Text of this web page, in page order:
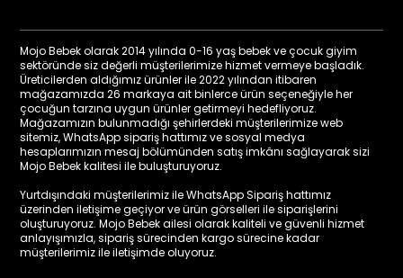
Mojo Bebek olarak 2014 yılında 0-16 yaş bebek ve çocuk giyim
sektöründe siz değerli müşterilerimize hizmet vermeye başladık.
Üreticilerden aldığımız ürünler ile 2022 yılından itibaren
mağazamızda 26 markaya ait binlerce ürün seçeneğiyle her
çocuğun tarzına uygun ürünler getirmeyi hedefliyoruz.
Mağazamızın bulunmadığı şehirlerdeki müşterilerimize web
sitemiz, WhatsApp sipariş hattımız ve sosyal medya
hesaplarımızın mesaj bölümünden satış imkânı sağlayarak sizi
Mojo Bebek kalitesi ile buluşturuyoruz.
Yurtdışındaki müşterilerimiz ile WhatsApp Sipariş hattımız
üzerinden iletişime geçiyor ve ürün görselleri ile siparişlerini
oluşturuyoruz. Mojo Bebek ailesi olarak kaliteli ve güvenli hizmet
anlayışımızla, sipariş sürecinden kargo sürecine kadar
müşterilerimiz ile iletişimde oluyoruz.